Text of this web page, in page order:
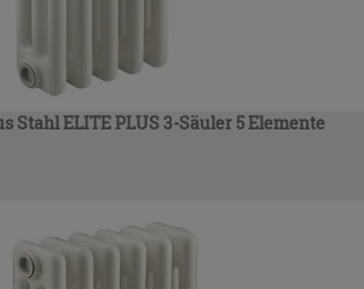
Stahl ELITE PLUS 3-Säuler 5 Elemente